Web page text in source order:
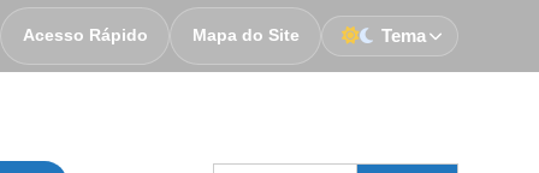
Acesso Rápido Mapa do Site Tema